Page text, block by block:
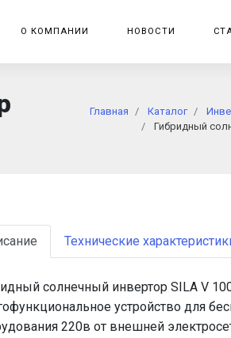
О КОМПАНИИ НОВОСТИ
Главная Каталог
Гибридный
Технические
солнечный инвертор SILA V
устройство для
220в от внешней